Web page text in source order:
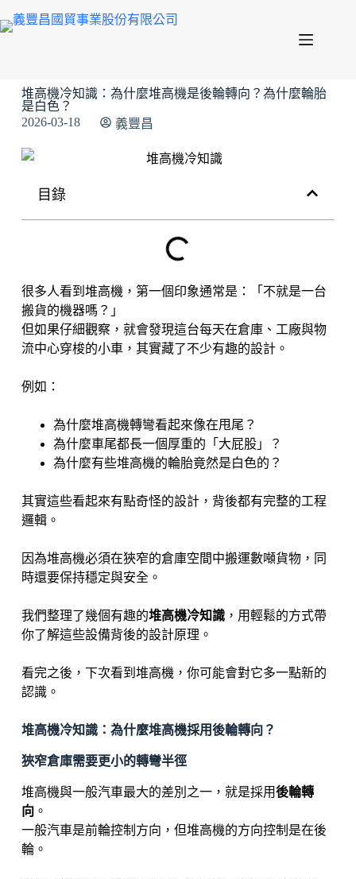
堆高機冷知識：為什麼堆高機是後輪轉向？為什麼輪胎
是白色？
2026-03-18
義豐昌
目錄
很多人看到堆高機，第一個印象通常是：「不就是一台
搬貨的機器嗎？」
但如果仔細觀察，就會發現這台每天在倉庫、工廠與物
流中心穿梭的小車，其實藏了不少有趣的設計。
例如：
為什麼堆高機轉彎看起來像在甩尾？
為什麼車尾都長一個厚重的「大屁股」？
為什麼有些堆高機的輪胎竟然是白色的？
其實這些看起來有點奇怪的設計，背後都有完整的工程
邏輯。
因為堆高機必須在狹窄的倉庫空間中搬運數噸貨物，同
時還要保持穩定與安全。
我們整理了幾個有趣的堆高機冷知識，用輕鬆的方式帶
你了解這些設備背後的設計原理。
看完之後，下次看到堆高機，你可能會對它多一點新的
認識。
堆高機冷知識：為什麼堆高機採用後輪轉向？
狹窄倉庫需要更小的轉彎半徑
堆高機與一般汽車最大的差別之一，就是採用後輪轉
向 。
一般汽車是前輪控制方向，但堆高機的方向控制是在後
輪。